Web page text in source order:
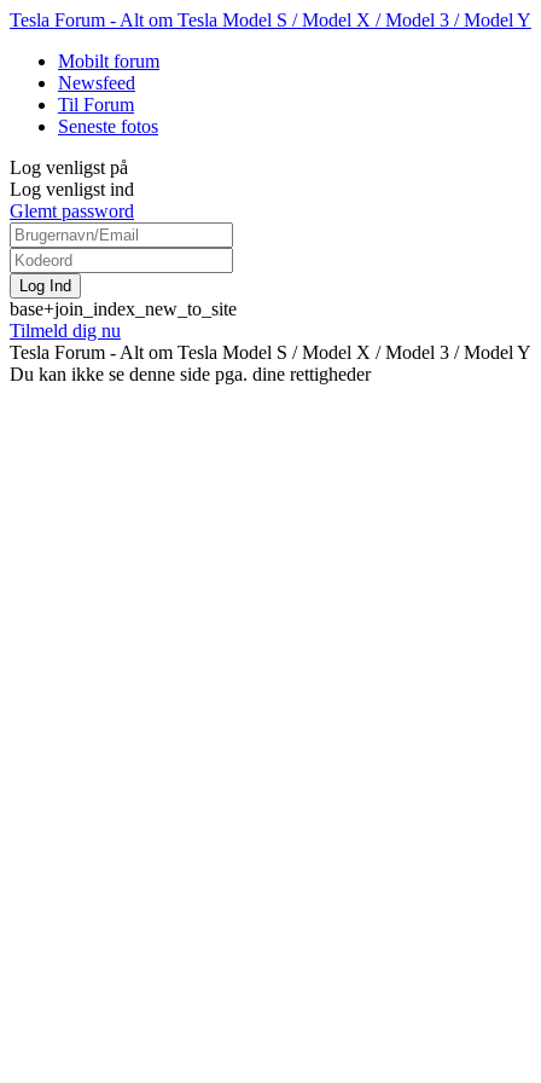
Tesla Forum - Alt om Tesla Model S / Model X / Model 3 / Model Y
Mobilt forum
Newsfeed
Til Forum
Seneste fotos
Log venligst på
Log venligst ind
Glemt password
base+join_index_new_to_site
Tilmeld dig nu
Tesla Forum - Alt om Tesla Model S / Model X / Model 3 / Model Y
Du kan ikke se denne side pga. dine rettigheder